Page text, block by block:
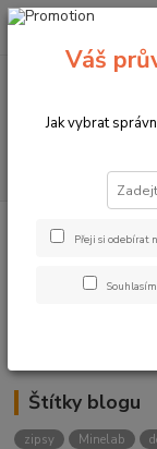
+420774877333
Kategorie blogu
Detektory
Štítky blogu
zipsy Minelab
Váš
Jak vybrat
Přeji si odebírat